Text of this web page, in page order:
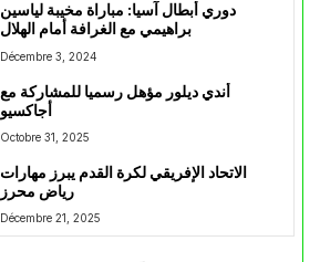
دوري أبطال آسيا: مباراة مخيبة لياسين
براهيمي مع الغرافة أمام الهلال
Décembre 3, 2024
أندي ديلور مؤهل رسميا للمشاركة مع
أجاكسيو
Octobre 31, 2025
الاتحاد الإفريقي لكرة القدم يبرز مهارات
رياض محرز
Décembre 21, 2025